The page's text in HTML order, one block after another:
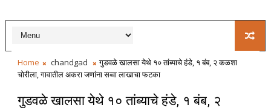
Home chandgad
गुडवळे खालसा येथे १० तांब्याचे हंडे, १ बंब, २ कळशा
चोरीला, गावातील अकरा जणांना सव्वा लाखाचा फटका
गुडवळे खालसा येथे १० तांब्याचे हंडे, १ बंब, २